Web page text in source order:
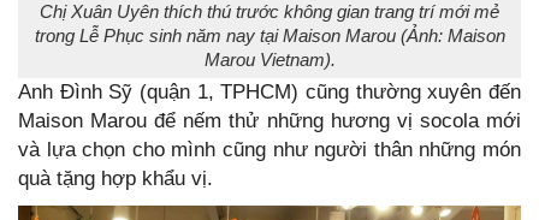
Chị Xuân Uyên thích thú trước không gian trang trí mới mẻ
trong Lễ Phục sinh năm nay tại Maison Marou (Ảnh: Maison
Marou Vietnam).
Anh Đình Sỹ (quận 1, TPHCM) cũng thường xuyên đến
Maison Marou để nếm thử những hương vị socola mới
và lựa chọn cho mình cũng như người thân những món
quà tặng hợp khẩu vị.